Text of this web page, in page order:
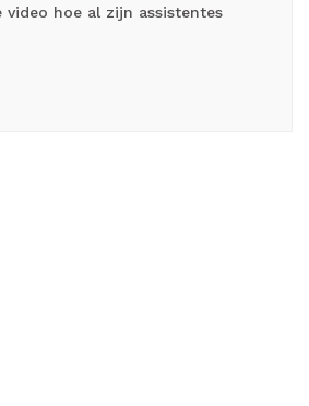
hoe al zijn assistentes